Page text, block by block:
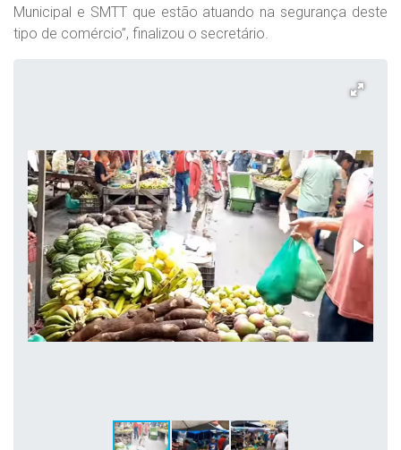
Municipal e SMTT que estão atuando na segurança deste
tipo de comércio”, finalizou o secretário.